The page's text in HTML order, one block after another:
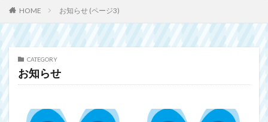
HOME お知らせ (ページ3)
CATEGORY
お知らせ